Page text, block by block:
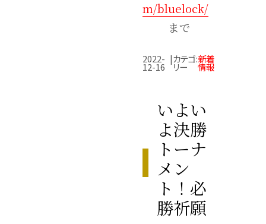
m/bluelock/
まで
2022-
12-16
|カテゴ
リー
:新着
情報
いよい
よ決勝
トーナ
メン
ト！必
勝祈願